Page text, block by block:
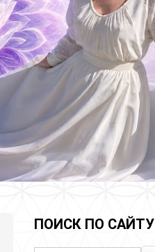
ПОИСК ПО САЙТУ